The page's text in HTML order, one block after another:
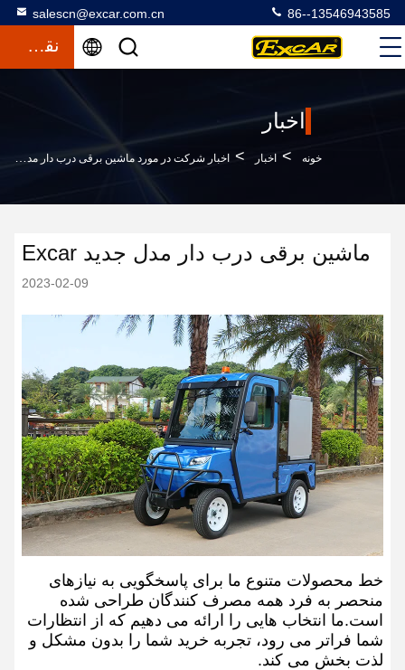
salescn@excar.com.cn 86--13546943585
نقل قول
اخبار
خونه > اخبار > اخبار شرکت در مورد ماشین برقی درب دار مدل جدید Excar
ماشین برقی درب دار مدل جدید Excar
2023-02-09
خط محصولات متنوع ما برای پاسخگویی به نیازهای
منحصر به فرد همه مصرف کنندگان طراحی شده
است.ما انتخاب هایی را ارائه می دهیم که از انتظارات
شما فراتر می رود، تجربه خرید شما را بدون مشکل و
لذت بخش می کند.